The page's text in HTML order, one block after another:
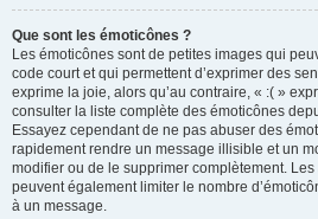
Que sont les émoticônes ?
Les émoticônes sont de petites images qui
code court et qui permettent d’exprimer des
exprime la joie, alors qu’au contraire, « :( »
consulter la liste complète des émoticônes
Essayez cependant de ne pas abuser des
rapidement rendre un message illisible et un
modifier ou de le supprimer complètement.
peuvent également limiter le nombre
à un message.